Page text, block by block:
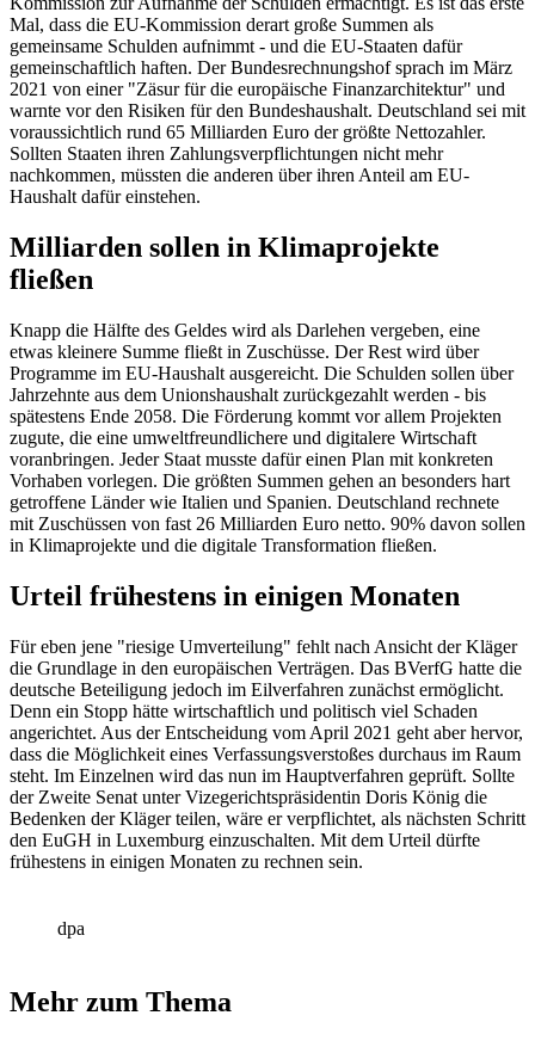
Mal, dass die EU-Kommission derart große Summen als
gemeinsame Schulden aufnimmt - und die EU-Staaten dafür
gemeinschaftlich haften. Der Bundesrechnungshof sprach im März
2021 von einer "Zäsur für die europäische Finanzarchitektur" und
warnte vor den Risiken für den Bundeshaushalt. Deutschland sei mit
voraussichtlich rund 65 Milliarden Euro der größte Nettozahler.
Sollten Staaten ihren Zahlungsverpflichtungen nicht mehr
nachkommen, müssten die anderen über ihren Anteil am EU-
Haushalt dafür einstehen.
Milliarden sollen in Klimaprojekte
fließen
Knapp die Hälfte des Geldes wird als Darlehen vergeben, eine
etwas kleinere Summe fließt in Zuschüsse. Der Rest wird über
Programme im EU-Haushalt ausgereicht. Die Schulden sollen über
Jahrzehnte aus dem Unionshaushalt zurückgezahlt werden - bis
spätestens Ende 2058. Die Förderung kommt vor allem Projekten
zugute, die eine umweltfreundlichere und digitalere Wirtschaft
voranbringen. Jeder Staat musste dafür einen Plan mit konkreten
Vorhaben vorlegen. Die größten Summen gehen an besonders hart
getroffene Länder wie Italien und Spanien. Deutschland rechnete
mit Zuschüssen von fast 26 Milliarden Euro netto. 90% davon sollen
in Klimaprojekte und die digitale Transformation fließen.
Urteil frühestens in einigen Monaten
Für eben jene "riesige Umverteilung" fehlt nach Ansicht der Kläger
die Grundlage in den europäischen Verträgen. Das BVerfG hatte die
deutsche Beteiligung jedoch im Eilverfahren zunächst ermöglicht.
Denn ein Stopp hätte wirtschaftlich und politisch viel Schaden
angerichtet. Aus der Entscheidung vom April 2021 geht aber hervor,
dass die Möglichkeit eines Verfassungsverstoßes durchaus im Raum
steht. Im Einzelnen wird das nun im Hauptverfahren geprüft. Sollte
der Zweite Senat unter Vizegerichtspräsidentin Doris König die
Bedenken der Kläger teilen, wäre er verpflichtet, als nächsten Schritt
den EuGH in Luxemburg einzuschalten. Mit dem Urteil dürfte
frühestens in einigen Monaten zu rechnen sein.
dpa
Mehr zum Thema